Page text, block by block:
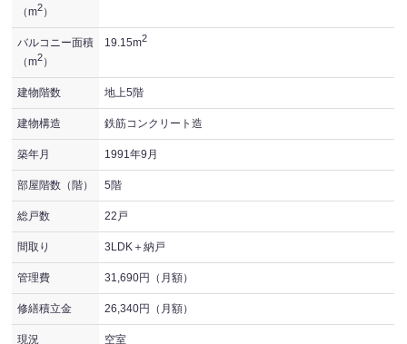
（m2）
バルコニー面積
（m2）
19.15m2
建物階数 地上5階
建物構造 鉄筋コンクリート造
築年月 1991年9月
部屋階数（階） 5階
総戸数 22戸
間取り 3LDK＋納戸
管理費 31,690円（月額）
修繕積立金 26,340円（月額）
現況 空室